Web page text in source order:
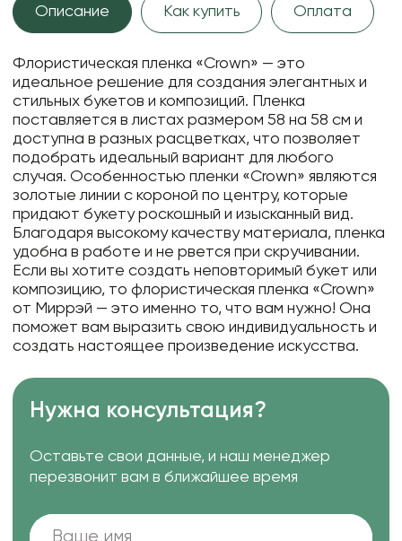
Описание Как купить Оплата
Флористическая пленка «Crown» — это
идеальное решение для создания элегантных и
стильных букетов и композиций. Пленка
поставляется в листах размером 58 на 58 см и
доступна в разных расцветках, что позволяет
подобрать идеальный вариант для любого
случая. Особенностью пленки «Crown» являются
золотые линии с короной по центру, которые
придают букету роскошный и изысканный вид.
Благодаря высокому качеству материала, пленка
удобна в работе и не рвется при скручивании.
Если вы хотите создать неповторимый букет или
композицию, то флористическая пленка «Crown»
от Миррэй — это именно то, что вам нужно! Она
поможет вам выразить свою индивидуальность и
создать настоящее произведение искусства.
Нужна консультация?
Оставьте свои данные, и наш менеджер
перезвонит вам в ближайшее время